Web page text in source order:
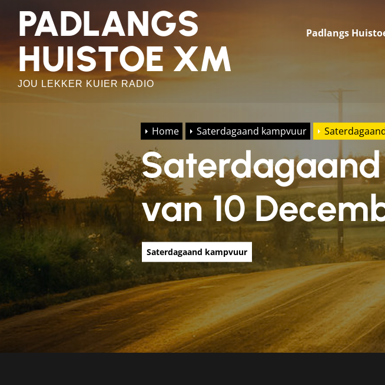
content
PADLANGS
HUISTOE XM
JOU LEKKER KUIER RADIO
Padlangs
Home Saterdagaand kampvuur
van 10
Saterdagaand kampvuur